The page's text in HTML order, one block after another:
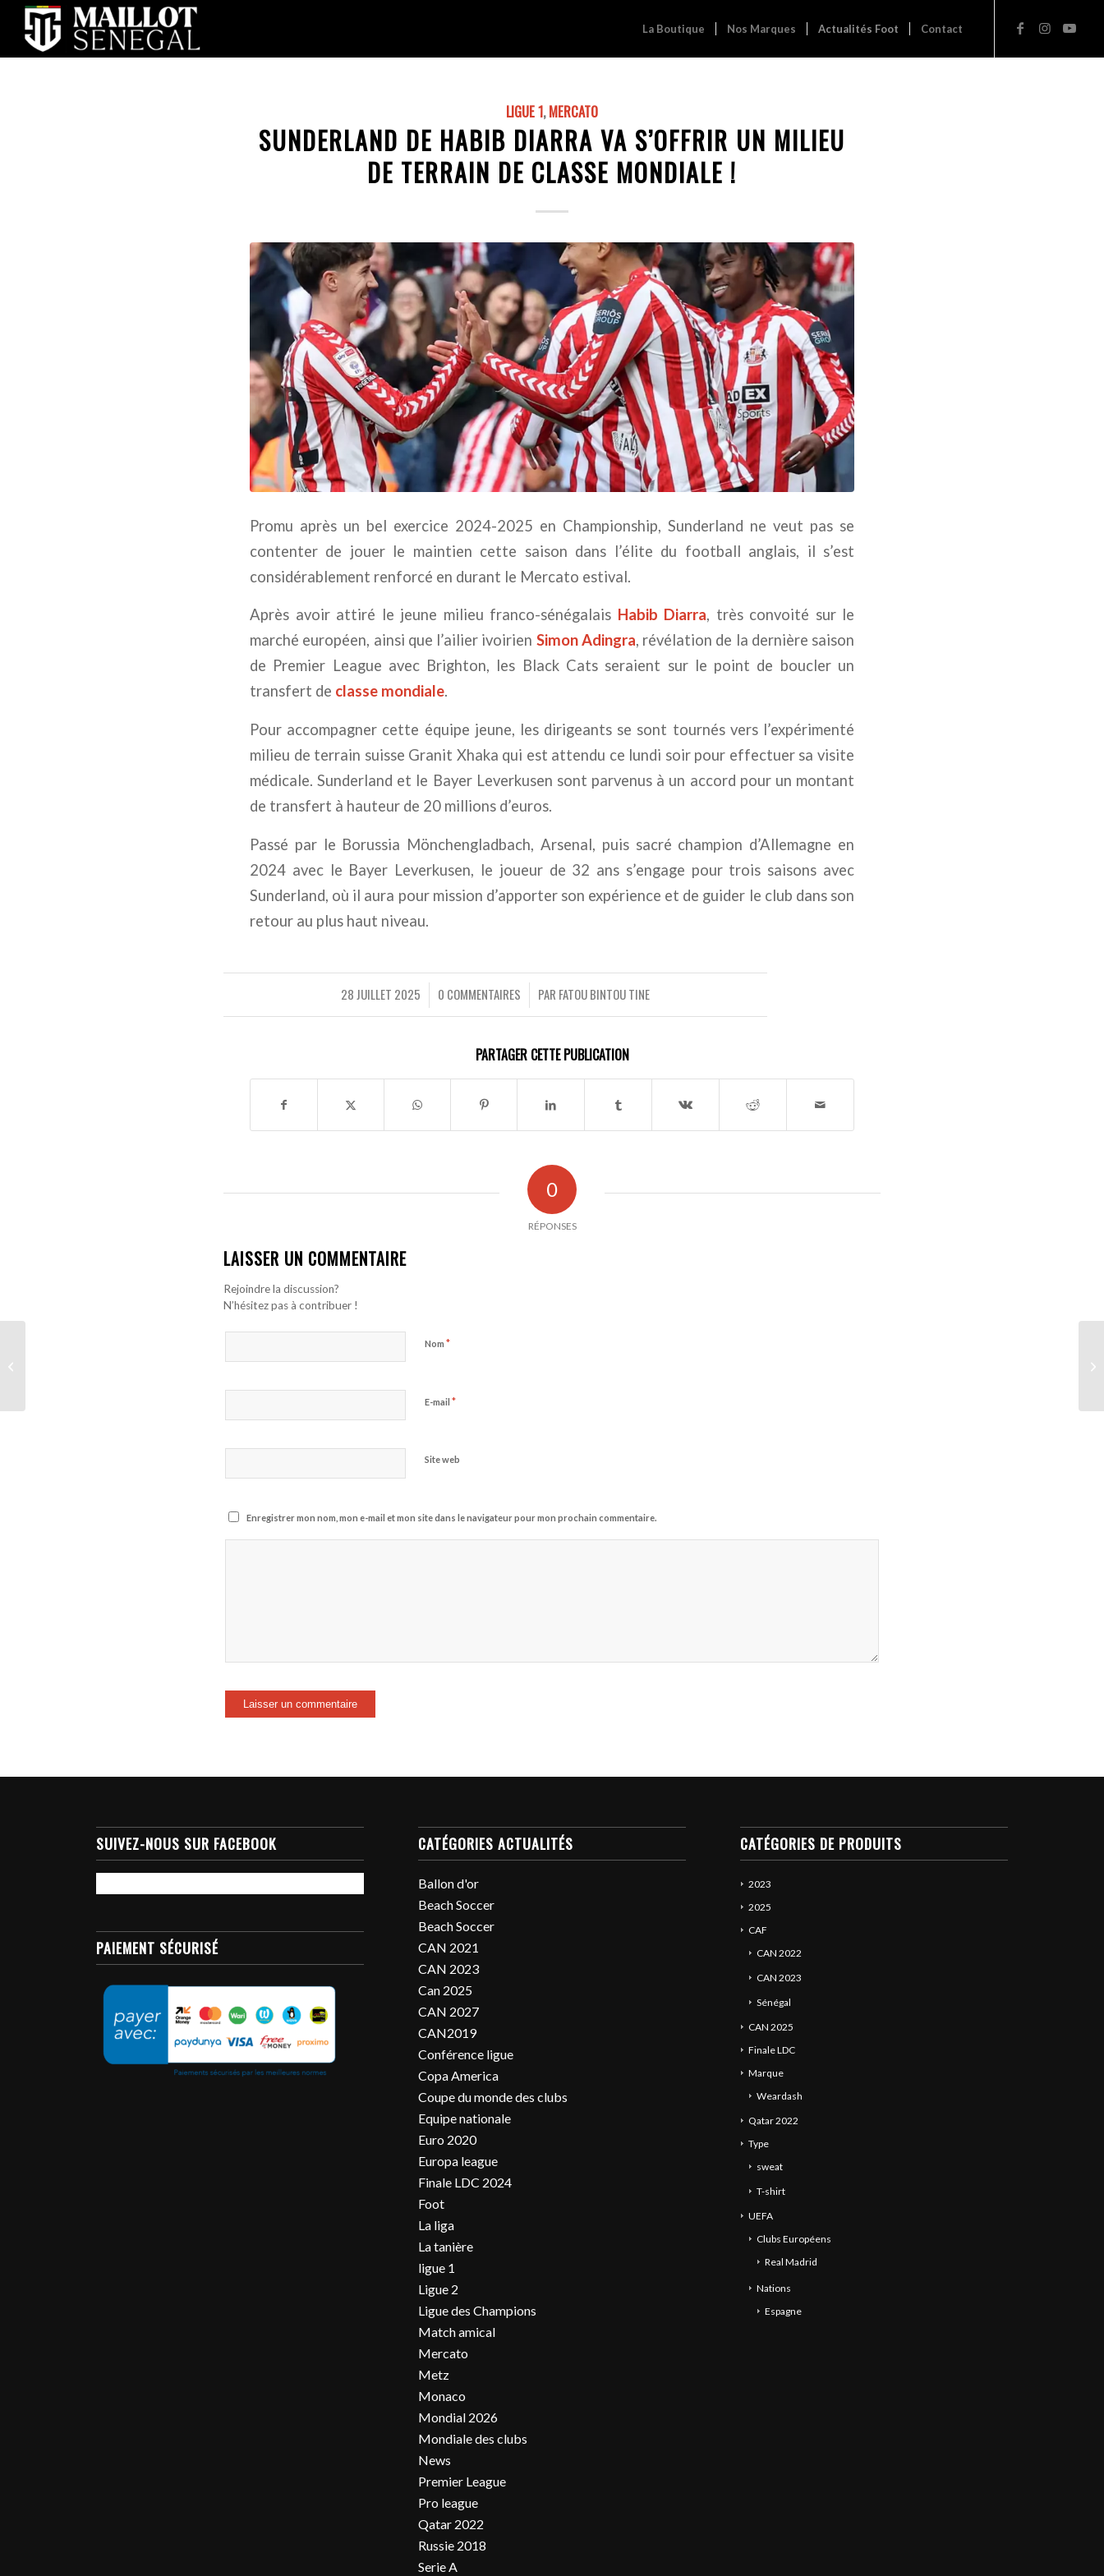
La Boutique Nos Marques Actualités Foot Contact
LIGUE 1,MERCATO
SUNDERLAND DE HABIB DIARRA VA S’OFFRIR UN MILIEU
DE TERRAIN DE CLASSE MONDIALE !
Promu après un bel exercice 2024-2025 en Championship, Sunderland ne veut pas se
contenter de jouer le maintien cette saison dans l’élite du football anglais, il s’est
considérablement renforcé en durant le Mercato estival.
Après avoir attiré le jeune milieu franco-sénégalais Habib Diarra, très convoité sur le
marché européen, ainsi que l’ailier ivoirien Simon Adingra, révélation de la dernière saison
de Premier League avec Brighton, les Black Cats seraient sur le point de boucler un
transfert de classe mondiale.
Pour accompagner cette équipe jeune, les dirigeants se sont tournés vers l’expérimenté
milieu de terrain suisse Granit Xhaka qui est attendu ce lundi soir pour effectuer sa visite
médicale. Sunderland et le Bayer Leverkusen sont parvenus à un accord pour un montant
de transfert à hauteur de 20 millions d’euros.
Passé par le Borussia Mönchengladbach, Arsenal, puis sacré champion d’Allemagne en
2024 avec le Bayer Leverkusen, le joueur de 32 ans s’engage pour trois saisons avec
Sunderland, où il aura pour mission d’apporter son expérience et de guider le club dans son
retour au plus haut niveau.
28 JUILLET 2025
/ 0 COMMENTAIRES
/ PAR FATOU BINTOU TINE
PARTAGER CETTE PUBLICATION
0
RÉPONSES
LAISSER UN COMMENTAIRE
Rejoindre la discussion?
N’hésitez pas à contribuer !
Nom *
E-mail *
Site web
Enregistrer mon nom, mon e-mail et mon site dans le navigateur pour mon prochain commentaire.
SUIVEZ-NOUS SUR FACEBOOK
PAIEMENT SÉCURISÉ
CATÉGORIES ACTUALITÉS
Ballon d'or
Beach Soccer
Beach Soccer
CAN 2021
CAN 2023
Can 2025
CAN 2027
CAN2019
Conférence ligue
Copa America
Coupe du monde des clubs
Equipe nationale
Euro 2020
Europa league
Finale LDC 2024
Foot
La liga
La tanière
ligue 1
Ligue 2
Ligue des Champions
Match amical
Mercato
Metz
Monaco
Mondial 2026
Mondiale des clubs
News
Premier League
Pro league
Qatar 2022
Russie 2018
Serie A
CATÉGORIES DE PRODUITS
2023
2025
CAF
CAN 2022
CAN 2023
Sénégal
CAN 2025
Finale LDC
Marque
Weardash
Qatar 2022
Type
sweat
T-shirt
UEFA
Clubs Européens
Real Madrid
Nations
Espagne